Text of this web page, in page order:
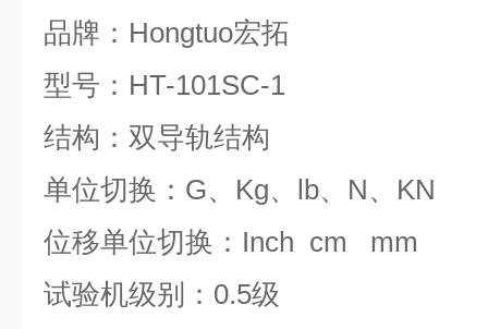
品牌：Hongtuo宏拓
型号：HT-101SC-1
结构：双导轨结构
单位切换：G、Kg、lb、N、KN
位移单位切换：Inch cm mm
试验机级别：0.5级